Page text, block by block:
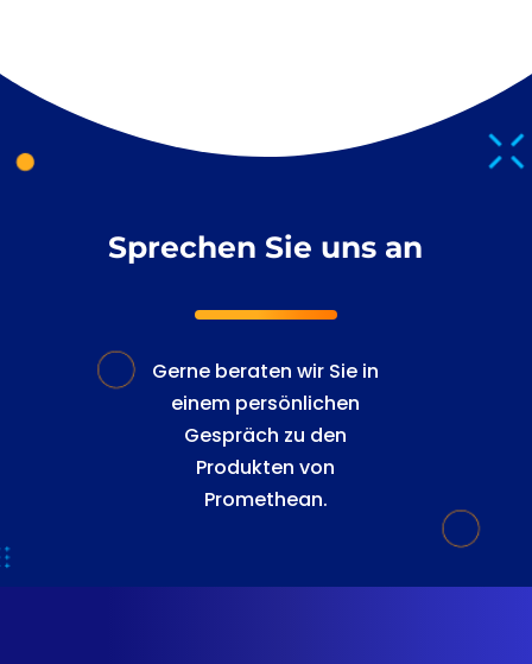
Sprechen Sie uns an
Gerne beraten wir Sie in
einem persönlichen
Gespräch zu den
Produkten von
Promethean.